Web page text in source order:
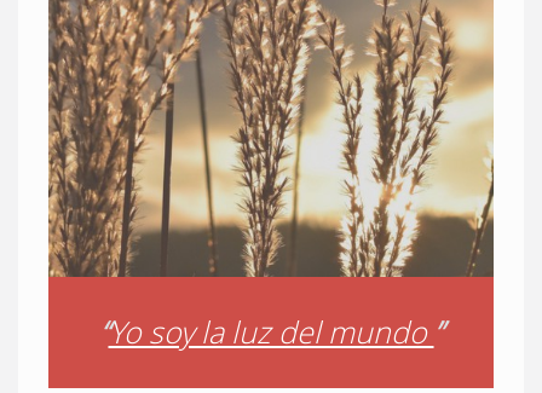
“Yo soy la luz del mundo ”